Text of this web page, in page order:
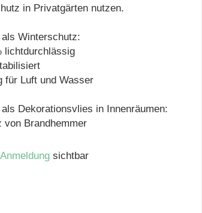
in Privatgärten nutzen.
als Winterschutz:
lichtdurchlässig
für Luft und Wasser
als Dekorationsvlies in Innenräumen:
von Brandhemmer
Anmeldungsichtbar